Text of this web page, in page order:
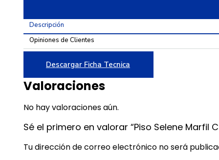
60x60
cantidad
Descripción
Opiniones de Clientes
Descargar Ficha Tecnica
Valoraciones
No hay valoraciones aún.
Sé el primero en valorar “Piso Selene Marfil
Tu dirección de correo electrónico no será